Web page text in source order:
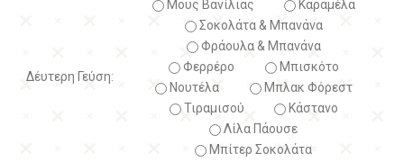
Δέυτερη Γεύση:
Μους Βανίλιας
Καραμέλα
Σοκολάτα & Μπανάνα
Φράουλα & Μπανάνα
Φερρέρο
Μπισκότο
Νουτέλα
Μπλακ Φόρεστ
Τιραμισού
Κάστανο
Λίλα Πάουσε
Μπίτερ Σοκολάτα